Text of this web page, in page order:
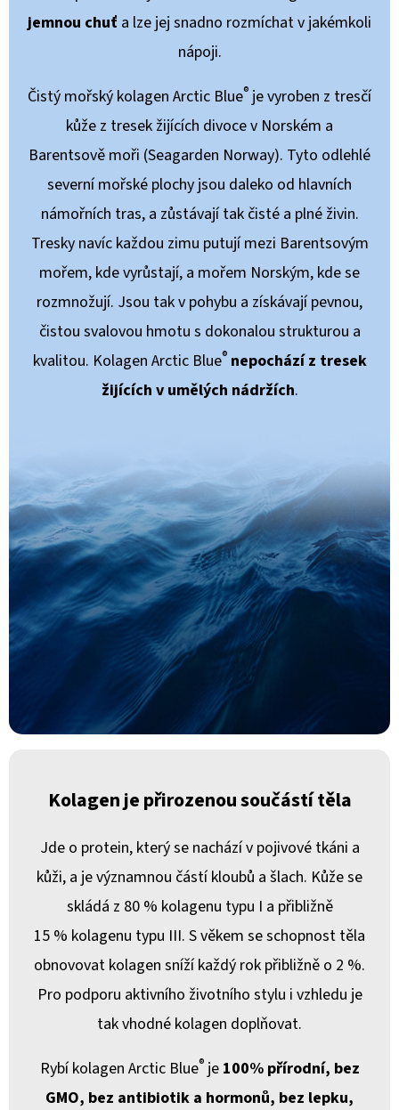
jemnou chuť a lze jej snadno rozmíchat v jakémkoli
nápoji.
Čistý mořský kolagen Arctic Blue® je vyroben z tresčí
kůže z tresek žijících divoce v Norském a
Barentsově moři (Seagarden Norway). Tyto odlehlé
severní mořské plochy jsou daleko od hlavních
námořních tras, a zůstávají tak čisté a plné živin.
Tresky navíc každou zimu putují mezi Barentsovým
mořem, kde vyrůstají, a mořem Norským, kde se
rozmnožují. Jsou tak v pohybu a získávají pevnou,
čistou svalovou hmotu s dokonalou strukturou a
kvalitou. Kolagen Arctic Blue® nepochází z tresek
žijících v umělých nádržích.
Kolagen je přirozenou součástí těla
Jde o protein, který se nachází v pojivové tkáni a
kůži, a je významnou částí kloubů a šlach. Kůže se
skládá z 80 % kolagenu typu I a přibližně
15 % kolagenu typu III. S věkem se schopnost těla
obnovovat kolagen sníží každý rok přibližně o 2 %.
Pro podporu aktivního životního stylu i vzhledu je
tak vhodné kolagen doplňovat.
Rybí kolagen Arctic Blue®je 100% přírodní, bez
GMO, bez antibiotik a hormonů, bez lepku,